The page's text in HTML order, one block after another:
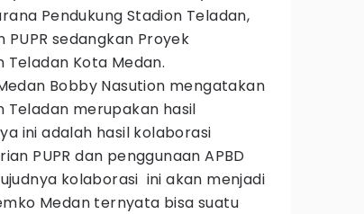
Pendukung Stadion Teladan,
sedangkan Proyek
Teladan Kota Medan.
Bobby Nasution mengatakan
Teladan merupakan hasil
ini adalah hasil kolaborasi
PUPR dan penggunaan APBD
kolaborasi ini akan menjadi
Medan ternyata bisa suatu